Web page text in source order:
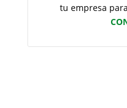
tu empresa